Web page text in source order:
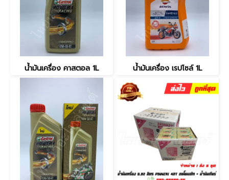
น้ำมันเครื่อง คาสตอล 1L น้ำมันเครื่อง เรปโซล์ 1L